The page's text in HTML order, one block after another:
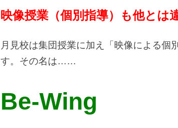
映像授業（個別指導）も他とは
月見校は集団授業に加え「映像による個
す。その名は……
Be-Wing